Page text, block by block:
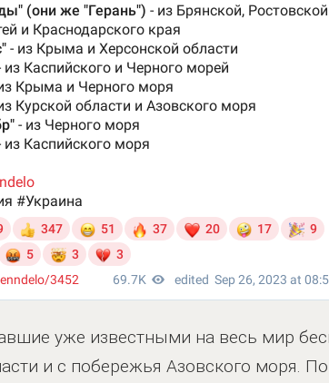
уже известными на весь мир
и с побережья Азовского моря.